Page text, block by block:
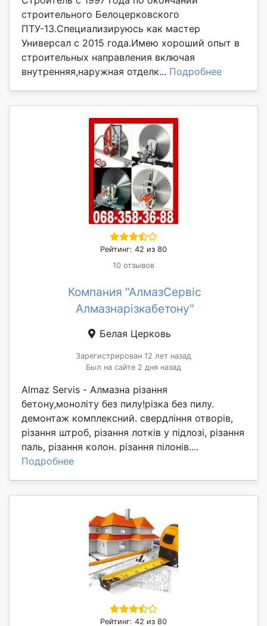
строительного Белоцерковского
ПТУ-13.Специализируюсь как мастер
Универсал с 2015 года.Имею хороший опыт в
строительных направления включая
внутренняя,наружная отделк... Подробнее
Рейтинг: 42 из 80
10 отзывов
Компания "АлмазСервіс
Алмазнарізкабетону"
Белая Церковь
Зарегистрирован 12 лет назад
Был на сайте 2 дня назад
Almaz Servis - Алмазна різання
бетону,моноліту без пилу!різка без пилу.
демонтаж комплексний. свердління отворів,
різання штроб, різання лотків у підлозі, різання
паль, різання колон. різання пілонів....
Подробнее
Рейтинг: 42 из 80